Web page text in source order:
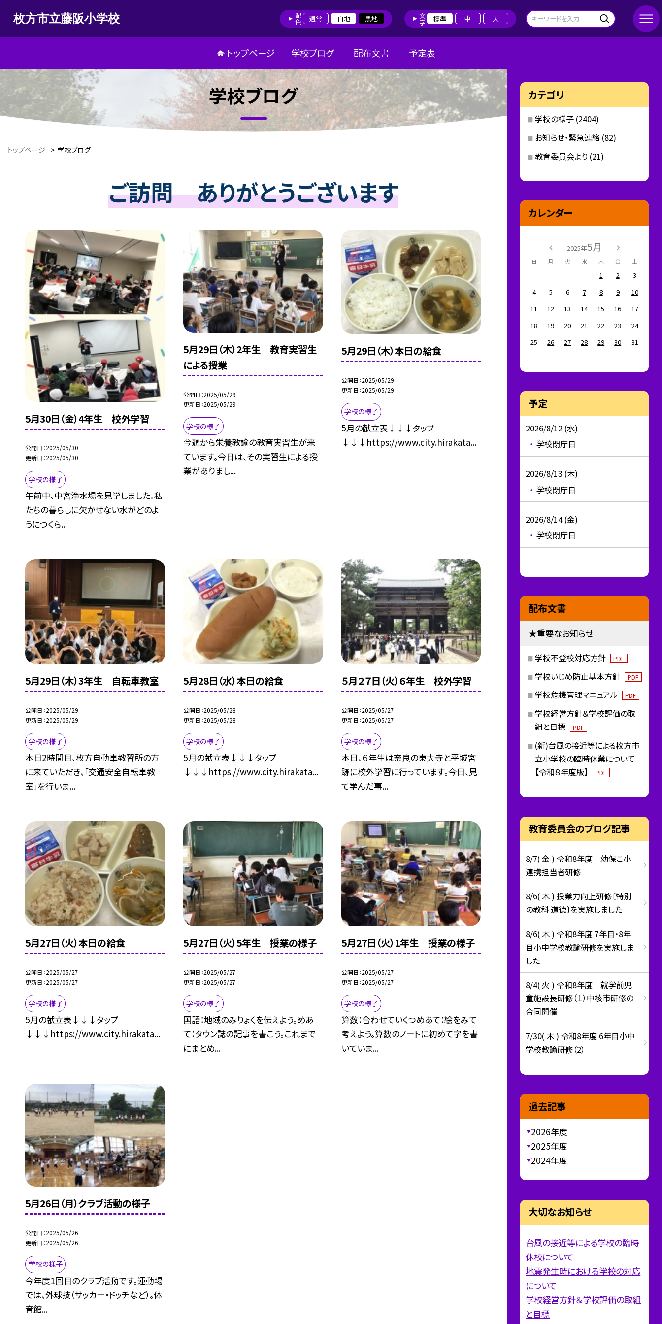
枚方市立藤阪小学校 配色 通常 白地 黒地 文字 標準 中 大
トップページ 学校ブログ 配布文書 予定表
学校ブログ
トップページ > 学校ブログ
ご訪問 ありがとうございます
5月30日（金）4年生 校外学習
公開日 2025/05/30
更新日 2025/05/30
学校の様子
午前中、中宮浄水場を見学しました。私
たちの暮らしに欠かせない水がどのよ
うにつくら...
5月29日（木）2年生 教育実習生
による授業
公開日 2025/05/29
更新日 2025/05/29
学校の様子
今週から栄養教諭の教育実習生が来
ています。今日は、その実習生による授
業がありまし...
5月29日（木）本日の給食
公開日 2025/05/29
更新日 2025/05/29
学校の様子
5月の献立表↓↓↓タップ
↓↓↓https://www.city.hirakata...
5月29日（木）3年生 自転車教室
公開日 2025/05/29
更新日 2025/05/29
学校の様子
本日2時間目、枚方自動車教習所の方
に来ていただき、「交通安全自転車教
室」を行いま...
5月28日（水）本日の給食
公開日 2025/05/28
更新日 2025/05/28
学校の様子
5月の献立表↓↓↓タップ
↓↓↓https://www.city.hirakata...
５月２７日（火）６年生 校外学習
公開日 2025/05/27
更新日 2025/05/27
学校の様子
本日、６年生は奈良の東大寺と平城宮
跡に校外学習に行っています。今日、見
て学んだ事...
5月27日（火）本日の給食
公開日 2025/05/27
更新日 2025/05/27
学校の様子
5月の献立表↓↓↓タップ
↓↓↓https://www.city.hirakata...
5月27日（火）5年生 授業の様子
公開日 2025/05/27
更新日 2025/05/27
学校の様子
国語：地域のみりょくを伝えよう。めあ
て：タウン誌の記事を書こう。これまで
にまとめ...
5月27日（火）1年生 授業の様子
公開日 2025/05/27
更新日 2025/05/27
学校の様子
算数：合わせていくつめあて：絵をみて
考えよう。算数のノートに初めて字を書
いていま...
5月26日（月）クラブ活動の様子
公開日 2025/05/26
更新日 2025/05/26
学校の様子
今年度1回目のクラブ活動です。運動場
では、外球技（サッカー・ドッチなど）。体
育館...
カテゴリ
学校の様子 (2404)
お知らせ・緊急連絡 (82)
教育委員会より (21)
カレンダー
2025年5月
日 月 火 水 木 金 土
1 2
3
4
5 6 7 8 9
10
11
12 13 14 15 16
17
18
19 20 21 22 23
24
25
26 27 28 29 30 31
予定
2026/8/12 (水)
学校閉庁日
2026/8/13 (木)
学校閉庁日
2026/8/14 (金)
学校閉庁日
配布文書
★重要なお知らせ
学校不登校対応方針 PDF
学校いじめ防止基本方針 PDF
学校危機管理マニュアル PDF
学校経営方針＆学校評価の取
組と目標
PDF
(新)台風の接近等による枚方市
立小学校の臨時休業について
【令和８年度版】
PDF
教育委員会のブログ記事
8/7( 金 ) 令和8年度 幼保こ小
連携担当者研修
8/6( 木 ) 授業力向上研修〔特別
の教科 道徳〕を実施しました
8/6( 木 ) 令和8年度 7年目・8年
目小中学校教諭研修を実施しま
した
8/4( 火 ) 令和8年度 就学前児
童施設長研修（１）中核市研修の
合同開催
7/30( 木 ) 令和8年度 6年目小中
学校教諭研修（2）
過去記事
2026年度
2025年度
2024年度
大切なお知らせ
台風の接近等による学校の臨時
休校について
地震発生時における学校の対応
について
学校経営方針＆学校評価の取組
と目標